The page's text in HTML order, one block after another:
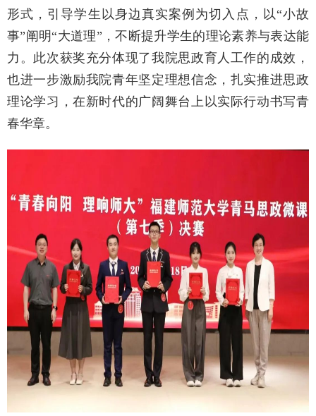
形式，引导学生以身边真实案例为切入点，以“小故
事”阐明“大道理”，不断提升学生的理论素养与表达能
力。此次获奖充分体现了我院思政育人工作的成效，
也进一步激励我院青年坚定理想信念，扎实推进思政
理论学习，在新时代的广阔舞台上以实际行动书写青
春华章。